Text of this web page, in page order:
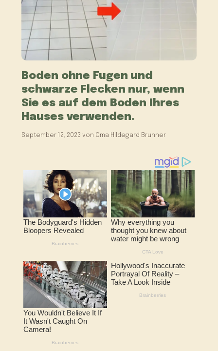
Boden ohne Fugen und
schwarze Flecken nur, wenn
Sie es auf dem Boden Ihres
Hauses verwenden.
September 12, 2023 von Oma Hildegard Brunner